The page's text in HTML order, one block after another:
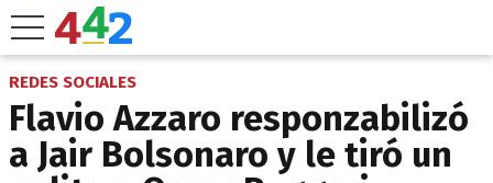
REDES SOCIALES
Flavio Azzaro responzabilizó
a Jair Bolsonaro y le tiró un